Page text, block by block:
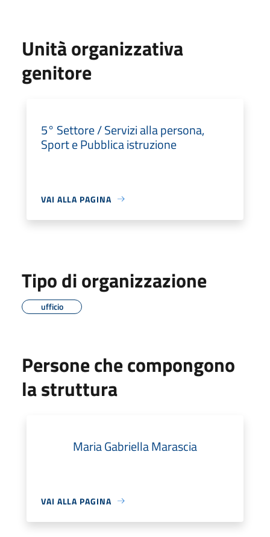
Unità organizzativa
genitore
5° Settore / Servizi alla persona,
Sport e Pubblica istruzione
VAI ALLA PAGINA
Tipo di organizzazione
ufficio
Persone che compongono
la struttura
Maria Gabriella Marascia
VAI ALLA PAGINA